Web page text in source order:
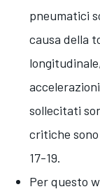
pneumatici
causa della
sollecitati
critiche
17-19.
Per questo